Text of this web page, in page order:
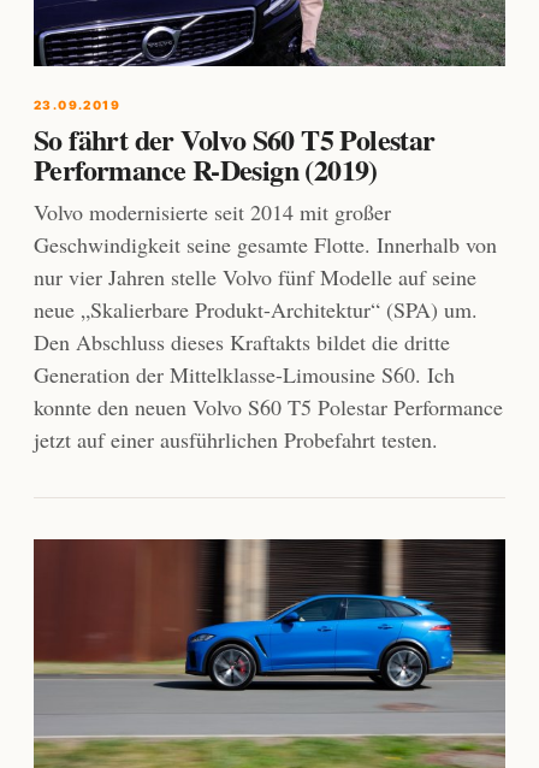
23.09.2019
So fährt der Volvo S60 T5 Polestar
Performance R-Design (2019)
Volvo modernisierte seit 2014 mit großer
Geschwindigkeit seine gesamte Flotte. Innerhalb von
nur vier Jahren stelle Volvo fünf Modelle auf seine
neue „Skalierbare Produkt-Architektur“ (SPA) um.
Den Abschluss dieses Kraftakts bildet die dritte
Generation der Mittelklasse-Limousine S60. Ich
konnte den neuen Volvo S60 T5 Polestar Performance
jetzt auf einer ausführlichen Probefahrt testen.